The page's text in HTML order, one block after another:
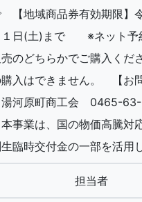
【地域商品券有効期限】
１日(土)まで ※ネット予
のどちらかでご購入くだ
購入はできません。 【お
湯河原町商工会 0465-
事業は、国の物価高騰対
臨時交付金の一部を活用
担当者